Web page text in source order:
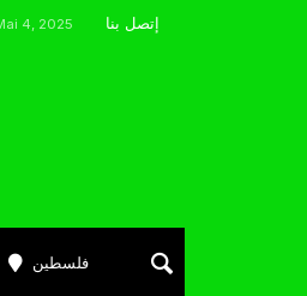
التألق وتحقق أفضل نتيجة لها هذا الموسم
إتصل بنا
فلسطين